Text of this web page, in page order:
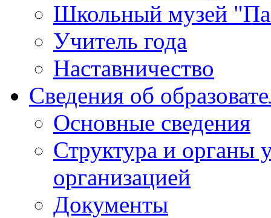
Школьный музей
Учитель года
Наставничество
Сведения об
Основные сведения
Структура и органы
организацией
Документы